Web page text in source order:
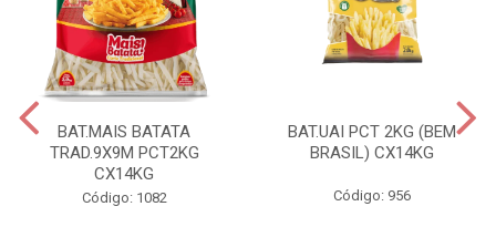
BAT.MAIS BATATA
TRAD.9X9M PCT2KG
CX14KG
Código: 1082
BAT.UAI PCT 2KG (BEM
BRASIL) CX14KG
Código: 956